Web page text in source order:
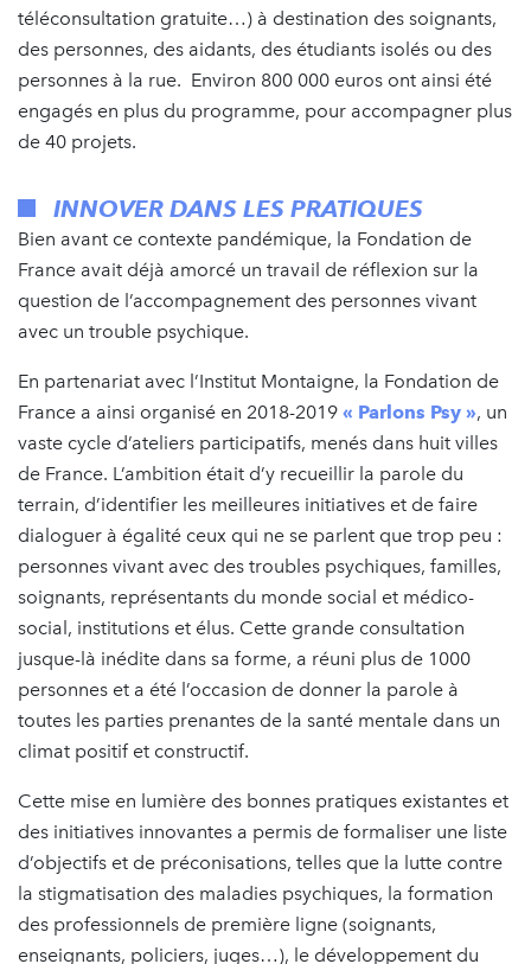
téléconsultation gratuite…) à destination des soignants,
des personnes, des aidants, des étudiants isolés ou des
personnes à la rue. Environ 800 000 euros ont ainsi été
engagés en plus du programme, pour accompagner plus
de 40 projets.
INNOVER DANS LES PRATIQUES
Bien avant ce contexte pandémique, la Fondation de
France avait déjà amorcé un travail de réflexion sur la
question de l’accompagnement des personnes vivant
avec un trouble psychique.
En partenariat avec l’Institut Montaigne, la Fondation de
France a ainsi organisé en 2018-2019 « Parlons Psy », un
vaste cycle d’ateliers participatifs, menés dans huit villes
de France. L’ambition était d’y recueillir la parole du
terrain, d’identifier les meilleures initiatives et de faire
dialoguer à égalité ceux qui ne se parlent que trop peu :
personnes vivant avec des troubles psychiques, familles,
soignants, représentants du monde social et médico-
social, institutions et élus. Cette grande consultation
jusque-là inédite dans sa forme, a réuni plus de 1000
personnes et a été l’occasion de donner la parole à
toutes les parties prenantes de la santé mentale dans un
climat positif et constructif.
Cette mise en lumière des bonnes pratiques existantes et
des initiatives innovantes a permis de formaliser une liste
d’objectifs et de préconisations, telles que la lutte contre
la stigmatisation des maladies psychiques, la formation
des professionnels de première ligne (soignants,
enseignants, policiers, juges…), le développement du